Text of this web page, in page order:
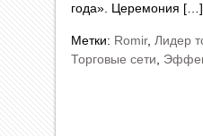
года». Церемония […]
Метки: Romir, Лидер
Торговые сети